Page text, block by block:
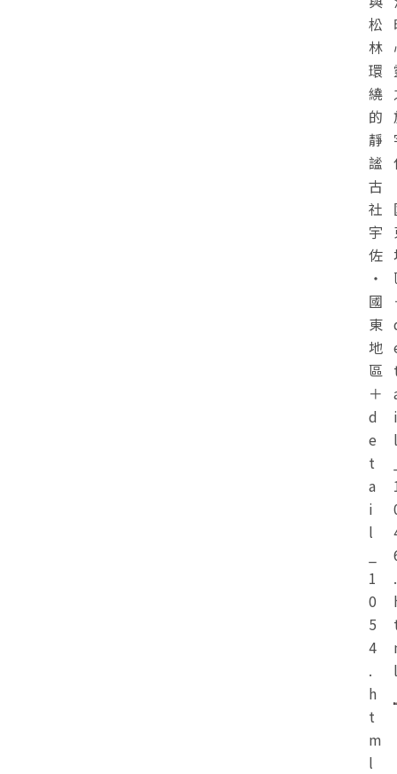
松
林
環
繞
的
靜
謐
古
社
宇
佐
・
國
東
地
區
＋
d
e
t
a
i
l
1
0
5
4
.
h
t
m
l
i
l
.
l